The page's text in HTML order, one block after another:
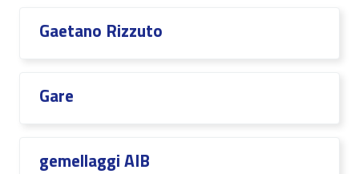
Gaetano Rizzuto
Gare
gemellaggi AIB